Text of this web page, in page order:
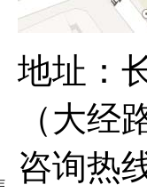
地址：
（大经
咨询热